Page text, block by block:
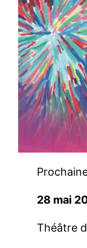
28 mai
Théâtre